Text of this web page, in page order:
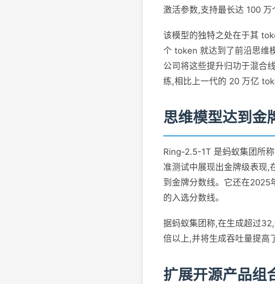
激活参数,支持最长达 100 万
该模型的独特之处在于其
个 token 就达到了前沿思维
公司将这些提升归功于混合
练,相比上一代的 20 万亿
思维模型达到金
Ring-2.5-1T 是蚂蚁集团所
准测试中展现出金牌级表现
到金牌分数线。它还在2025
的入选分数线。
据蚂蚁集团称,在生成超过
倍以上,并将生成吞吐量提高
扩展开源产品组